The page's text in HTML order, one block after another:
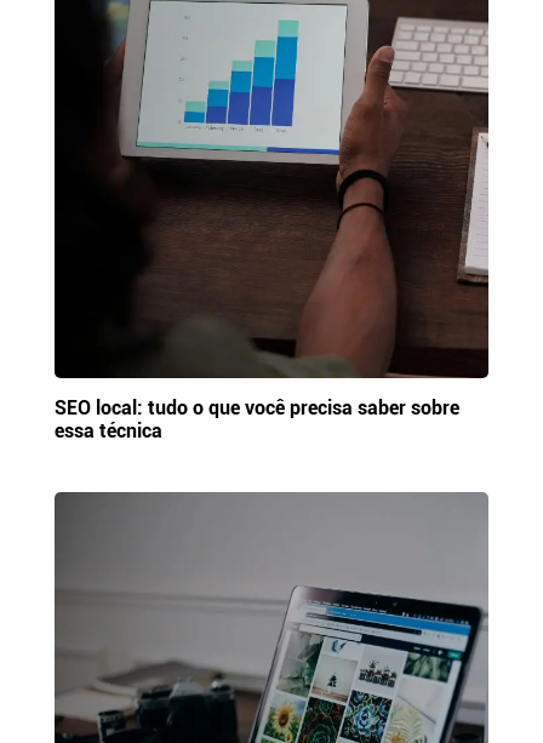
SEO local: tudo o que você precisa saber sobre
essa técnica